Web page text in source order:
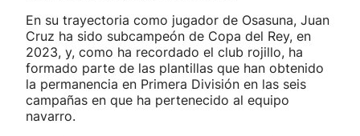
En su trayectoria como jugador de Osasuna, Juan
Cruz ha sido subcampeón de Copa del Rey, en
2023, y, como ha recordado el club rojillo, ha
formado parte de las plantillas que han obtenido
la permanencia en Primera División en las seis
campañas en que ha pertenecido al equipo
navarro.